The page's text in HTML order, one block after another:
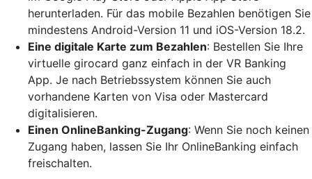
herunterladen. Für das mobile Bezahlen benötigen Sie
mindestens Android-Version 11 und iOS-Version 18.2.
Eine digitale Karte zum Bezahlen: Bestellen Sie Ihre
virtuelle girocard ganz einfach in der VR Banking
App. Je nach Betriebssystem können Sie auch
vorhandene Karten von Visa oder Mastercard
digitalisieren.
Einen OnlineBanking-Zugang: Wenn Sie noch keinen
Zugang haben, lassen Sie Ihr OnlineBanking einfach
freischalten.